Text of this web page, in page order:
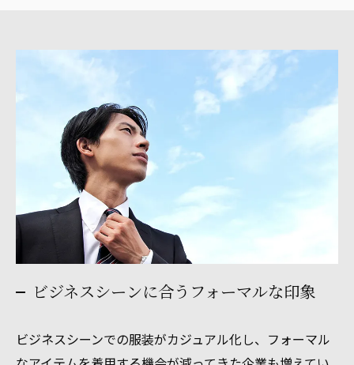
ビジネスシーンに合うフォーマルな印象
ビジネスシーンでの服装がカジュアル化し、フォーマル